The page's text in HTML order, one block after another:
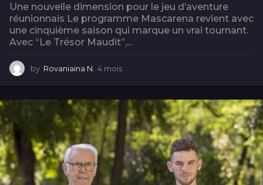
Une nouvelle dimension pour le jeu d’aventure
réunionnais Le programme Mascarena revient avec
une cinquième saison qui marque un vrai tournant.
Avec “Le Trésor Maudit”,...
by Rovaniaina N. 4 mois